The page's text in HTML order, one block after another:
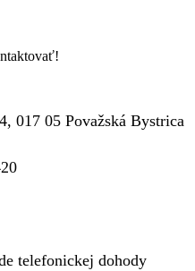
017 05 Považská Bystrica
telefonickej dohody